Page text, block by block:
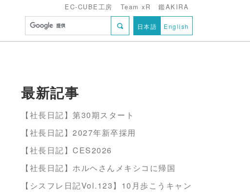
EC-CUBE工房 Team xR 鑑AKIRA
日本語 English
最新記事
【社長日記】第30期スタート
【社長日記】2027年新卒採用
【社長日記】CES2026
【社長日記】ホルヘさんメキシコに帰国
【シスフレ日記Vol.123】10月歩こうキャン